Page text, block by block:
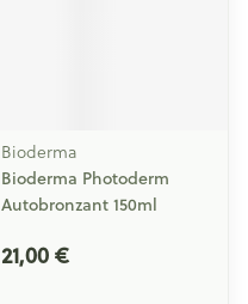
Bioderma
Bioderma Photoderm
Autobronzant 150ml
21,00 €